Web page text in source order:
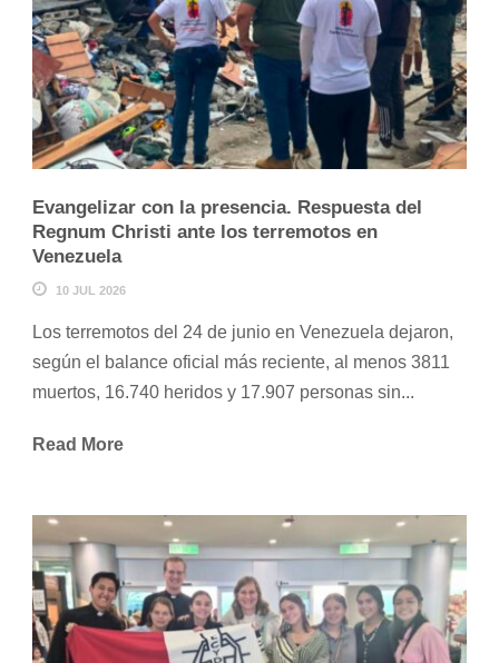
Evangelizar con la presencia. Respuesta del
Regnum Christi ante los terremotos en
Venezuela
10 JUL 2026
Los terremotos del 24 de junio en Venezuela dejaron,
según el balance oficial más reciente, al menos 3811
muertos, 16.740 heridos y 17.907 personas sin...
Read More